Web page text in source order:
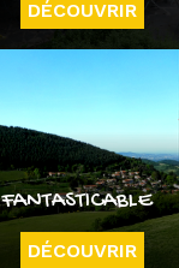
DÉCOUVRIR
FANTASTICABLE
DÉCOUVRIR